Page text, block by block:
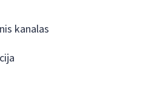
kanalas